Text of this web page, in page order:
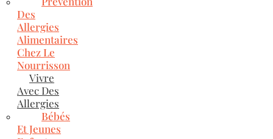
Des
Allergies
Alimentaires
Chez Le
Nourrisson
Vivre
Avec Des
Allergies
Bébés
Et Jeunes